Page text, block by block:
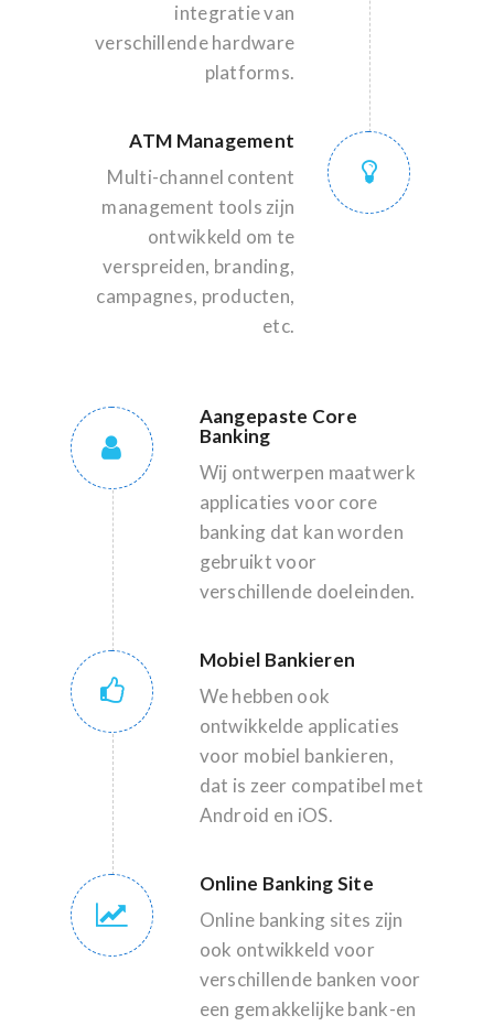
integratie van
verschillende hardware
platforms.
ATM Management
Multi-channel content
management tools zijn
ontwikkeld om te
verspreiden, branding,
campagnes, producten,
etc.
Aangepaste Core
Banking
Wij ontwerpen maatwerk
applicaties voor core
banking dat kan worden
gebruikt voor
verschillende doeleinden.
Mobiel Bankieren
We hebben ook
ontwikkelde applicaties
voor mobiel bankieren,
dat is zeer compatibel met
Android en iOS.
Online Banking Site
Online banking sites zijn
ook ontwikkeld voor
verschillende banken voor
een gemakkelijke bank-en